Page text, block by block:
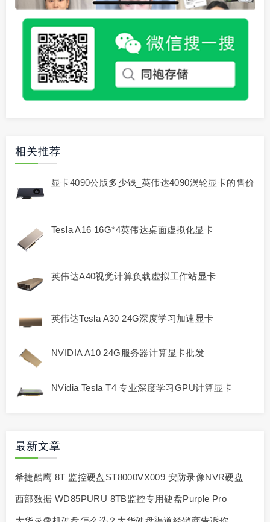
相关推荐
显卡4090公版多少钱_英伟达4090涡轮显卡的售价
Tesla A16 16G*4英伟达桌面虚拟化显卡
英伟达A40视觉计算负载虚拟工作站显卡
英伟达Tesla A30 24G深度学习加速显卡
NVIDIA A10 24G服务器计算显卡批发
NVidia Tesla T4 专业深度学习GPU计算显卡
最新文章
希捷酷鹰 8T 监控硬盘ST8000VX009 安防录像NVR硬盘
西部数据 WD85PURU 8TB监控专用硬盘Purple Pro